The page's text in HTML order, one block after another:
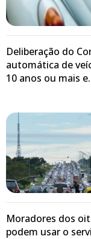
Deliberação do
automática de
10 anos ou mais
Moradores dos
podem usar o